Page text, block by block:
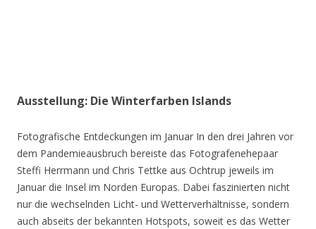
Ausstellung: Die Winterfarben Islands
Fotografische Entdeckungen im Januar In den drei Jahren vor
dem Pandemieausbruch bereiste das Fotografenehepaar
Steffi Herrmann und Chris Tettke aus Ochtrup jeweils im
Januar die Insel im Norden Europas. Dabei faszinierten nicht
nur die wechselnden Licht- und Wetterverhältnisse, sondern
auch abseits der bekannten Hotspots, soweit es das Wetter